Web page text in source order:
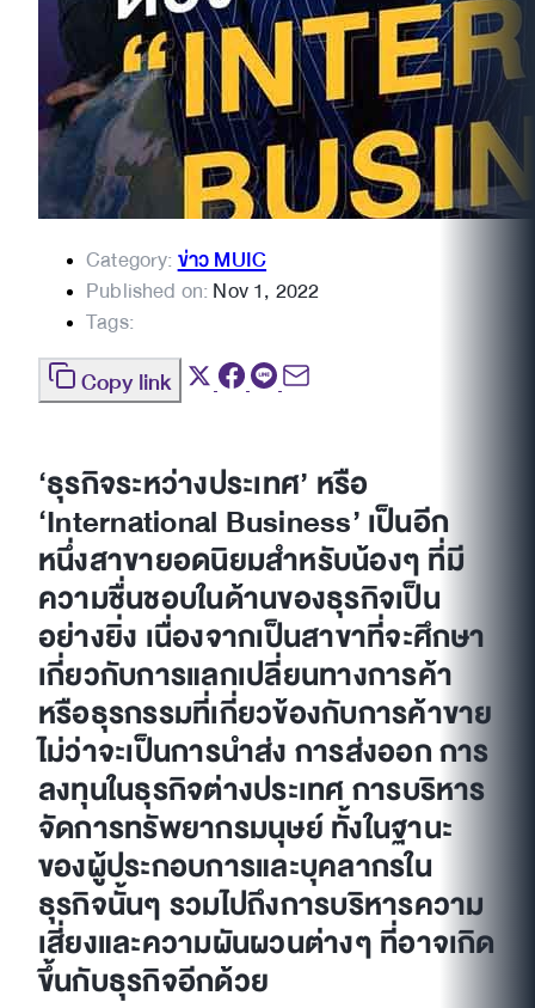
Category:ข่าว MUIC
Published on:Nov 1, 2022
Tags:
Copy link
‘ธุรกิจระหว่างประเทศ’ หรือ
‘International Business’ เป็นอีก
หนึ่งสาขายอดนิยมสำหรับน้องๆ ที่มี
ความชื่นชอบในด้านของธุรกิจเป็น
อย่างยิ่ง เนื่องจากเป็นสาขาที่จะศึกษา
เกี่ยวกับการแลกเปลี่ยนทางการค้า
หรือธุรกรรมที่เกี่ยวข้องกับการค้าขาย
ไม่ว่าจะเป็นการนำส่ง การส่งออก การ
ลงทุนในธุรกิจต่างประเทศ การบริหาร
จัดการทรัพยากรมนุษย์ ทั้งในฐานะ
ของผู้ประกอบการและบุคลากรใน
ธุรกิจนั้นๆ รวมไปถึงการบริหารความ
เสี่ยงและความผันผวนต่างๆ ที่อาจเกิด
ขึ้นกับธุรกิจอีกด้วย